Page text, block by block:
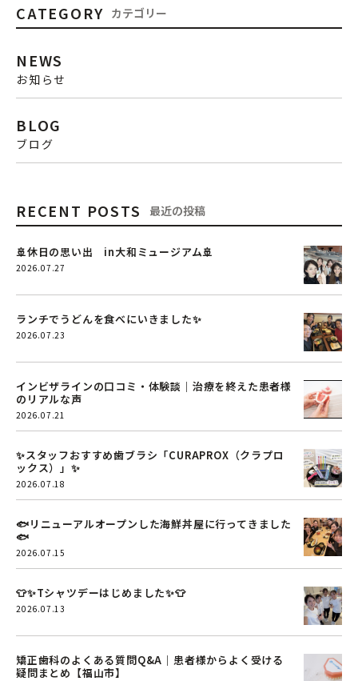
CATEGORY カテゴリー
NEWS
お知らせ
BLOG
ブログ
RECENT POSTS 最近の投稿
🚢休日の思い出 in大和ミュージアム🚢
2026.07.27
ランチでうどんを食べにいきました✨
2026.07.23
インビザラインの口コミ・体験談｜治療を終えた患者様
のリアルな声
2026.07.21
✨スタッフおすすめ歯ブラシ「CURAPROX（クラプロ
ックス）」✨
2026.07.18
🐟リニューアルオープンした海鮮丼屋に行ってきました
🐟
2026.07.15
👕✨Tシャツデーはじめました✨👕
2026.07.13
矯正歯科のよくある質問Q&A｜患者様からよく受ける
疑問まとめ【福山市】